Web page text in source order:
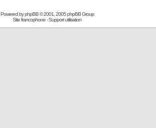
Powered byphpBB© 2001, 2005 phpBB Group
Site francophone-Support utilisation